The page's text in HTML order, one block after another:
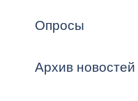
Опросы
Архив новостей